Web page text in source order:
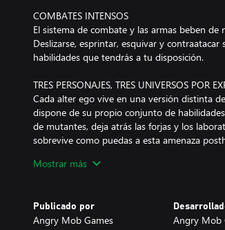
COMBATES INTENSOS
El sistema de combate y las armas beben
Deslizarse, esprintar, esquivar y
habilidades que tendrás a tu disposición.
TRES PERSONAJES, TRES UNIVERSOS POR
Cada alter ego vive en una versión distinta
dispone de su propio conjunto de
de mutantes, deja atrás las forjas y los
sobrevive como puedas a esta amenaza
PROGRESIÓN CONSTANTE
No importa, puedes elegir otro sitio para
de control, tendrás la tranquilidad de saber
Mostrar más
Publicado por
Angry Mob Games Angry Mob